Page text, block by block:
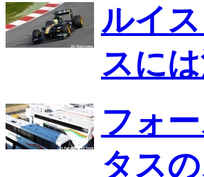
ルイ
スには
フォ
タス